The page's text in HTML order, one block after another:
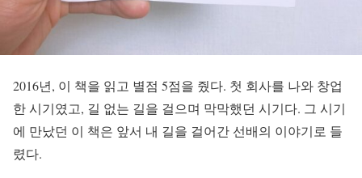
2016년, 이 책을 읽고 별점 5점을 줬다. 첫 회사를 나와 창업
한 시기였고, 길 없는 길을 걸으며 막막했던 시기다. 그 시기
에 만났던 이 책은 앞서 내 길을 걸어간 선배의 이야기로 들
렸다.